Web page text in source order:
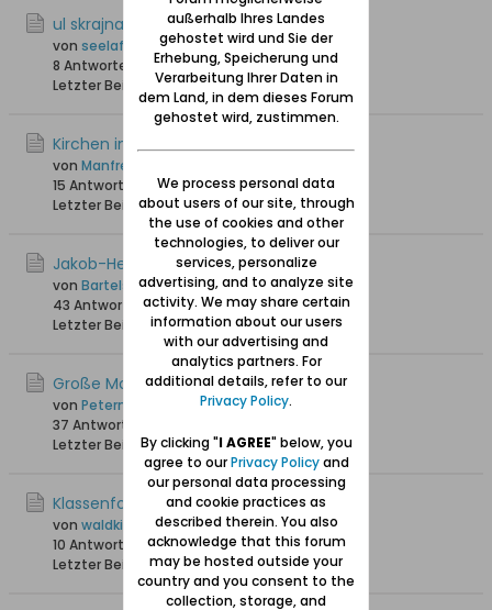
ul skrajna
von seelaff
8 Antworten
5.627 Hits0 Likes
Letzter Beitrag
02.09.2025, 15:09
Kirchen in Schidlitz
von Manfrederik
15 Antworten
11.225 Hits0 Likes
Letzter Beitrag25.01.2025, 13:11
Jakob-Hegge-Kapelle Schidlitz
von Bartels
43 Antworten58.119 Hits0 Likes
Letzter Beitrag30.12.2024, 15:36
Große Molde
von Petermann
37 Antworten
Letzter Beitrag 01.08.2024, 11:59
Klassenfoto Jahrgang 1930
von waldkind
10 Antworten
4.962 Hits0 Likes
Letzter Beitrag19.06.2024, 15:39
außerhalb Ihres Landes
gehostet wird und Sie der
Erhebung, Speicherung und
Verarbeitung Ihrer Daten in
dem Land, in dem dieses Forum
gehostet wird, zustimmen.
We process personal data
about users of our site, through
the use of cookies and other
technologies, to deliver our
services, personalize
advertising, and to analyze site
activity. We may share certain
information about our users
with our advertising and
analytics partners. For
additional details, refer to our
Privacy Policy.
By clicking "I AGREE" below, you
agree to ourPrivacy Policyand
our personal data processing
and cookie practices as
described therein. You also
acknowledge that this forum
may be hosted outside your
country and you consent to the
collection, storage, and